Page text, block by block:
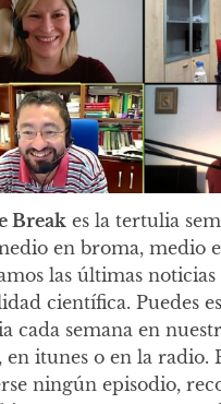
Breakes la tertulia
en broma, medio
las últimas noticias
científica. Puedes
cada semana en
en itunes o en la radio.
ningún episodio,